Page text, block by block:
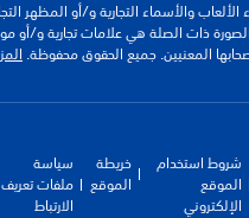
والأسماء التجارية و/أو المظهر
والصورة ذات الصلة هي علامات تجارية و/أو
المعنيين. جميع الحقوق محفوظة.
شروط استخدام
الموقع
الإلكتروني
خريطة
الموقع
سياسة
ملفات تعريف
الارتباط